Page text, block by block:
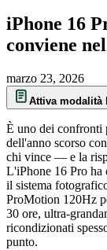
iPhone 16
conviene
marzo 23, 2026
Attiva modalità
È uno dei confronti
dell'anno scorso
chi vince — e la
L'iPhone 16 Pro
il sistema
ProMotion 120Hz
30 ore, ultra-
ricondizionati
punto.